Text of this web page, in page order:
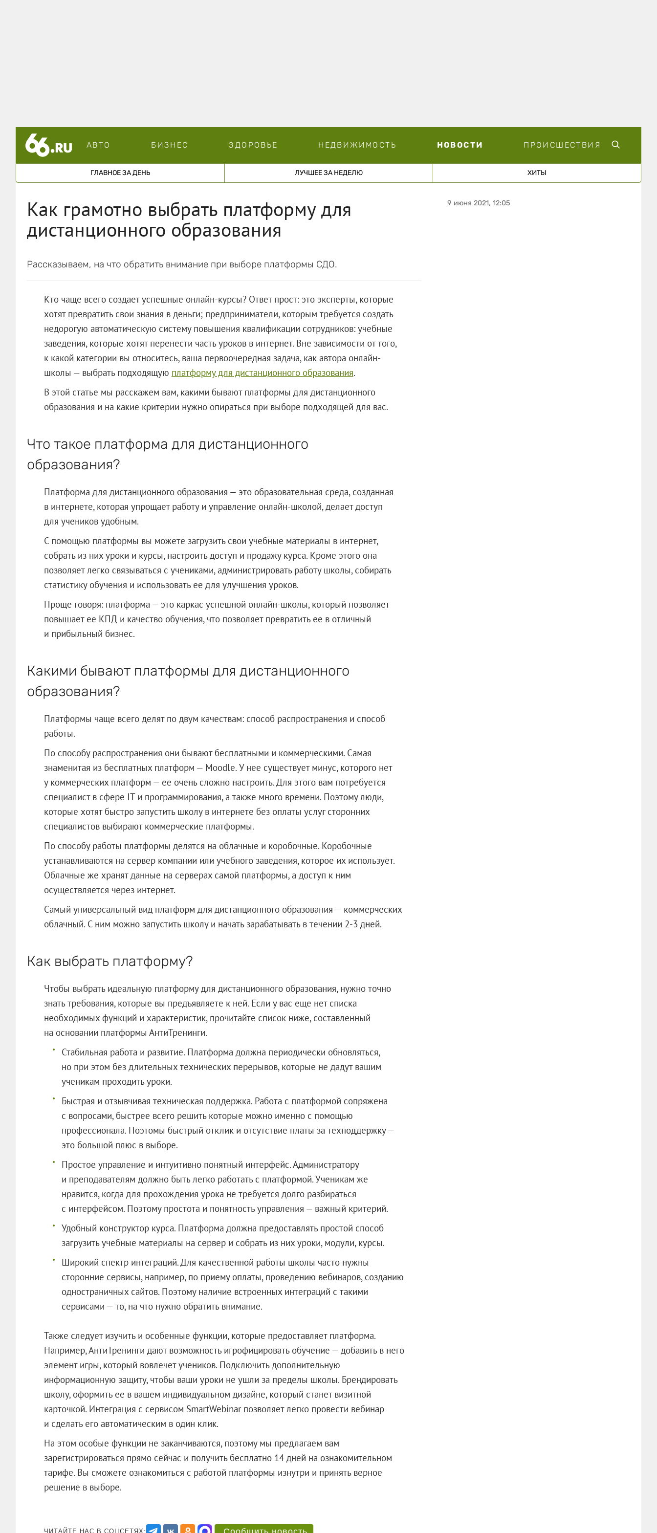
АВТО БИЗНЕС ЗДОРОВЬЕ НЕДВИЖИМОСТЬ НОВОСТИ ПРОИСШЕСТВИЯ
ГЛАВНОЕ ЗА ДЕНЬ ЛУЧШЕЕ ЗА НЕДЕЛЮ ХИТЫ
Как грамотно выбрать платформу для
дистанционного образования
Рассказываем, на что обратить внимание при выборе платформы СДО.
Кто чаще всего создает успешные онлайн-курсы? Ответ прост: это эксперты, которые
хотят превратить свои знания в деньги; предприниматели, которым требуется создать
недорогую автоматическую систему повышения квалификации сотрудников: учебные
заведения, которые хотят перенести часть уроков в интернет. Вне зависимости от того,
к какой категории вы относитесь, ваша первоочередная задача, как автора онлайн-
школы — выбрать подходящую платформу для дистанционного образования.
В этой статье мы расскажем вам, какими бывают платформы для дистанционного
образования и на какие критерии нужно опираться при выборе подходящей для вас.
Что такое платформа для дистанционного
образования?
Платформа для дистанционного образования — это образовательная среда, созданная
в интернете, которая упрощает работу и управление онлайн-школой, делает доступ
для учеников удобным.
С помощью платформы вы можете загрузить свои учебные материалы в интернет,
собрать из них уроки и курсы, настроить доступ и продажу курса. Кроме этого она
позволяет легко связываться с учениками, администрировать работу школы, собирать
статистику обучения и использовать ее для улучшения уроков.
Проще говоря: платформа — это каркас успешной онлайн-школы, который позволяет
повышает ее КПД и качество обучения, что позволяет превратить ее в отличный
и прибыльный бизнес.
Какими бывают платформы для дистанционного
образования?
Платформы чаще всего делят по двум качествам: способ распространения и способ
работы.
По способу распространения они бывают бесплатными и коммерческими. Самая
знаменитая из бесплатных платформ — Moodle. У нее существует минус, которого нет
у коммерческих платформ — ее очень сложно настроить. Для этого вам потребуется
специалист в сфере IT и программирования, а также много времени. Поэтому люди,
которые хотят быстро запустить школу в интернете без оплаты услуг сторонних
специалистов выбирают коммерческие платформы.
По способу работы платформы делятся на облачные и коробочные. Коробочные
устанавливаются на сервер компании или учебного заведения, которое их использует.
Облачные же хранят данные на серверах самой платформы, а доступ к ним
осуществляется через интернет.
Самый универсальный вид платформ для дистанционного образования — коммерческих
облачный. С ним можно запустить школу и начать зарабатывать в течении 2-3 дней.
Как выбрать платформу?
Чтобы выбрать идеальную платформу для дистанционного образования, нужно точно
знать требования, которые вы предъявляете к ней. Если у вас еще нет списка
необходимых функций и характеристик, прочитайте список ниже, составленный
на основании платформы АнтиТренинги.
Стабильная работа и развитие. Платформа должна периодически обновляться,
но при этом без длительных технических перерывов, которые не дадут вашим
ученикам проходить уроки.
Быстрая и отзывчивая техническая поддержка. Работа с платформой сопряжена
с вопросами, быстрее всего решить которые можно именно с помощью
профессионала. Поэтомы быстрый отклик и отсутствие платы за техподдержку —
это большой плюс в выборе.
Простое управление и интуитивно понятный интерфейс. Администратору
и преподавателям должно быть легко работать с платформой. Ученикам же
нравится, когда для прохождения урока не требуется долго разбираться
с интерфейсом. Поэтому простота и понятность управления — важный критерий.
Удобный конструктор курса. Платформа должна предоставлять простой способ
загрузить учебные материалы на сервер и собрать из них уроки, модули, курсы.
Широкий спектр интеграций. Для качественной работы школы часто нужны
сторонние сервисы, например, по приему оплаты, проведению вебинаров, созданию
одностраничных сайтов. Поэтому наличие встроенных интеграций с такими
сервисами — то, на что нужно обратить внимание.
Также следует изучить и особенные функции, которые предоставляет платформа.
Например, АнтиТренинги дают возможность игрофицировать обучение — добавить в него
элемент игры, который вовлечет учеников. Подключить дополнительную
информационную защиту, чтобы ваши уроки не ушли за пределы школы. Брендировать
школу, оформить ее в вашем индивидуальном дизайне, который станет визитной
карточкой. Интеграция с сервисом SmartWebinar позволяет легко провести вебинар
и сделать его автоматическим в один клик.
На этом особые функции не заканчиваются, поэтому мы предлагаем вам
зарегистрироваться прямо сейчас и получить бесплатно 14 дней на ознакомительном
тарифе. Вы сможете ознакомиться с работой платформы изнутри и принять верное
решение в выборе.
ЧИТАЙТЕ НАС В СОЦСЕТЯХ:
9 июня 2021, 12:05